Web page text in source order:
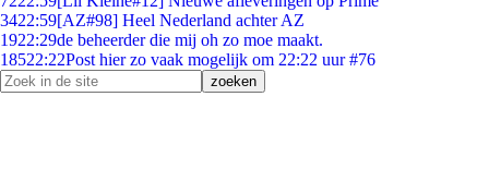
3422:59[AZ#98] Heel Nederland achter AZ
1922:29de beheerder die mij oh zo moe maakt.
18522:22Post hier zo vaak mogelijk om 22:22 uur #76